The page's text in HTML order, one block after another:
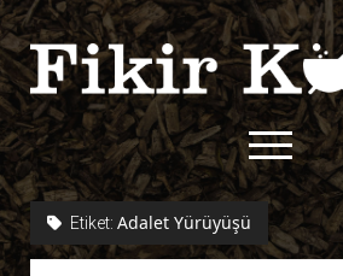
Fikir
Kazanı
menüyü
aç
twitterfacebook
rss
Etiket: Adalet Yürüyüşü